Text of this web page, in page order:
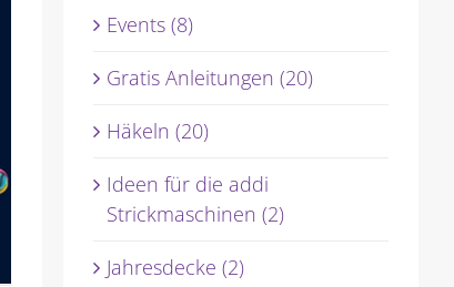
Events (8)
Gratis Anleitungen (20)
Häkeln (20)
Ideen für die addi
Strickmaschinen (2)
Jahresdecke (2)